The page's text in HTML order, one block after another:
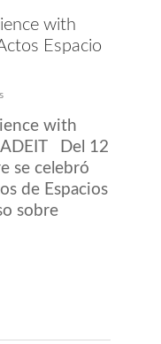
with
Espacio
with
ADEIT Del 12
se celebró
de Espacios
sobre